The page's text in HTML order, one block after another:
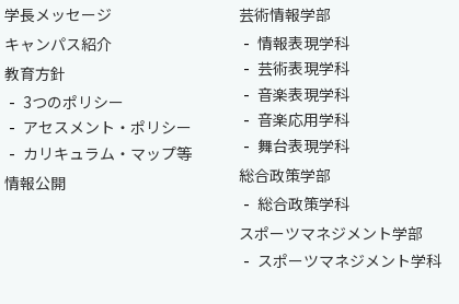
保護者の方
学長メッセージ
キャンパス紹介
教育方針
3つのポリシー
アセスメント・ポリシー
カリキュラム・マップ等
情報公開
芸術情報学部
情報表現学科
芸術表現学科
音楽表現学科
音楽応用学科
舞台表現学科
総合政策学部
総合政策学科
スポーツマネジメント学部
スポーツマネジメント学科